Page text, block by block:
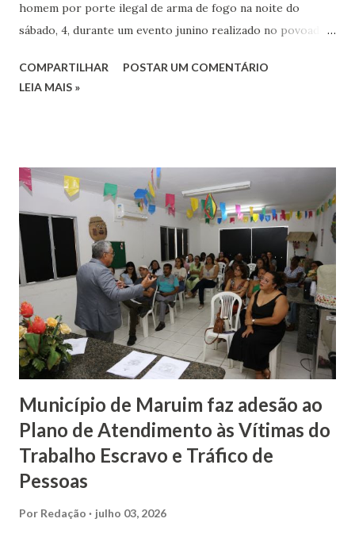
homem por porte ilegal de arma de fogo na noite do
sábado, 4, durante um evento junino realizado no povoado
apreenderam uma pistola calibre .380 e dez munições. A
cintura do suspeito e realizaram a abordagem. Na revista
pessoal, os militares encontraram uma pistola calibre .380,
modelo PT 58HC Plus, municiada com um carregador
contendo dez munições intactas. O homem não apresentou
autorização para portar a arma. O suspeito foi conduzido à
Delegacia Plantonista, em Aracaju, juntamente com a arma e
as munições apreendidas, para a adoção das medidas
cabíveis. _____________________ Fonte: Ascom...
COMPARTILHAR
POSTAR UM COMENTÁRIO
LEIA MAIS »
Município de Maruim faz adesão ao
Plano de Atendimento às Vítimas do
Trabalho Escravo e Tráfico de
Pessoas
Por Redação julho 03, 2026